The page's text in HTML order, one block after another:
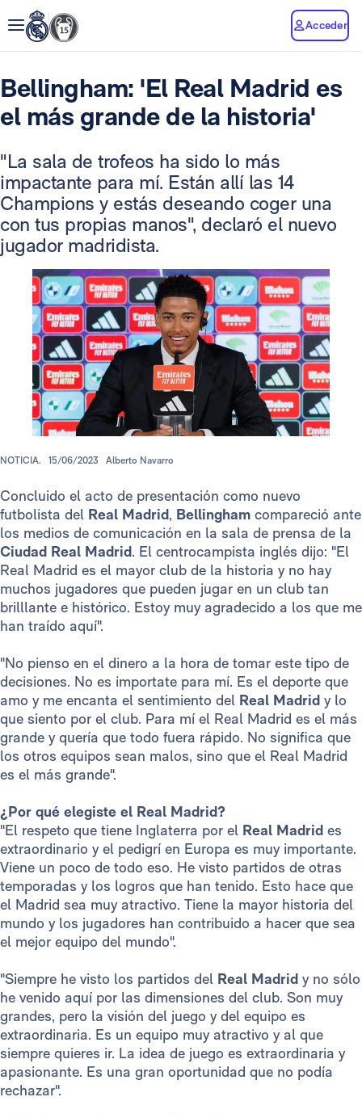
Acceder
Bellingham: 'El Real Madrid es
el más grande de la historia'
"La sala de trofeos ha sido lo más
impactante para mí. Están allí las 14
Champions y estás deseando coger una
con tus propias manos", declaró el nuevo
jugador madridista.
NOTICIA. 15/06/2023 Alberto Navarro
Concluido el acto de presentación como nuevo
futbolista del Real Madrid, Bellingham compareció ante
los medios de comunicación en la sala de prensa de la
Ciudad Real Madrid. El centrocampista inglés dijo: "El
Real Madrid es el mayor club de la historia y no hay
muchos jugadores que pueden jugar en un club tan
brilllante e histórico. Estoy muy agradecido a los que me
han traído aquí".
"No pienso en el dinero a la hora de tomar este tipo de
decisiones. No es importate para mí. Es el deporte que
amo y me encanta el sentimiento del Real Madrid y lo
que siento por el club. Para mí el Real Madrid es el más
grande y quería que todo fuera rápido. No significa que
los otros equipos sean malos, sino que el Real Madrid
es el más grande".
¿Por qué elegiste el Real Madrid?
"El respeto que tiene Inglaterra por el Real Madrid es
extraordinario y el pedigrí en Europa es muy importante.
Viene un poco de todo eso. He visto partidos de otras
temporadas y los logros que han tenido. Esto hace que
el Madrid sea muy atractivo. Tiene la mayor historia del
mundo y los jugadores han contribuido a hacer que sea
el mejor equipo del mundo".
"Siempre he visto los partidos del Real Madrid y no sólo
he venido aquí por las dimensiones del club. Son muy
grandes, pero la visión del juego y del equipo es
extraordinaria. Es un equipo muy atractivo y al que
siempre quieres ir. La idea de juego es extraordinaria y
apasionante. Es una gran oportunidad que no podía
rechazar".